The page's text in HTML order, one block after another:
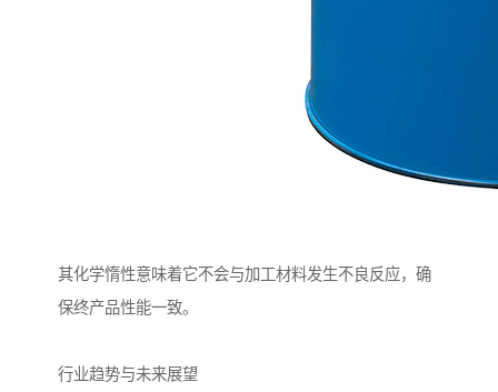
其化学惰性意味着它不会与加工材料发生不良反应，确
保终产品性能一致。
行业趋势与未来展望